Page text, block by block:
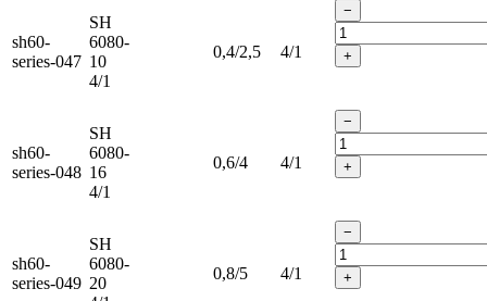
sh60-
series-047
SH
6080-
10
4/1
0,4/2,5 4/1
−
+
sh60-
series-048
SH
6080-
16
4/1
0,6/4 4/1
−
+
sh60-
series-049
SH
6080-
20
0,8/5 4/1
−
+